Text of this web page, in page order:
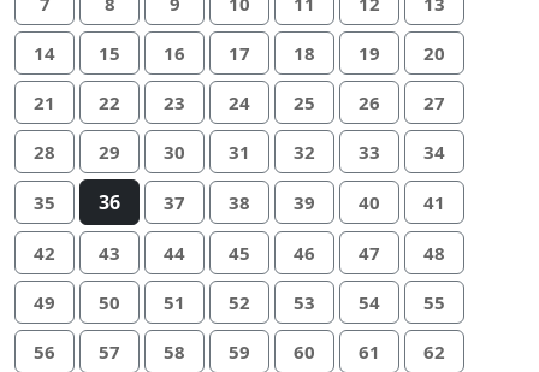
14 15 16 17 18 19 20
21 22 23 24 25 26 27
28 29 30 31 32 33 34
35 36 37 38 39 40 41
42 43 44 45 46 47 48
49 50 51 52 53 54 55
56 57 58 59 60 61 62